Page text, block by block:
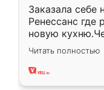
Заказала себе
Ренессанс где
новую
вполне
два года,
Читать полностью